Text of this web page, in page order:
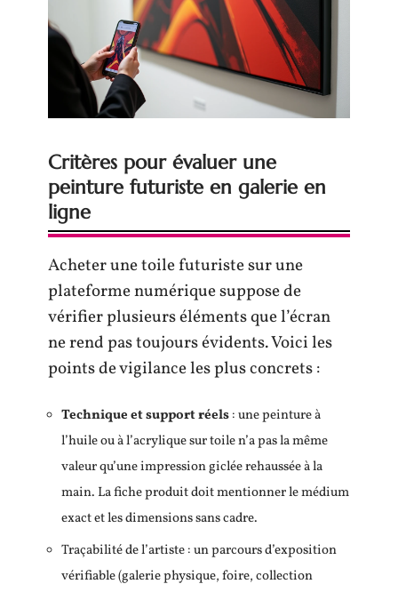
Critères pour évaluer une
peinture futuriste en galerie en
ligne
Acheter une toile futuriste sur une
plateforme numérique suppose de
vérifier plusieurs éléments que l’écran
ne rend pas toujours évidents. Voici les
points de vigilance les plus concrets :
Technique et support réels: une peinture à
l’huile ou à l’acrylique sur toile n’a pas la même
valeur qu’une impression giclée rehaussée à la
main. La fiche produit doit mentionner le médium
exact et les dimensions sans cadre.
Traçabilité de l’artiste : un parcours d’exposition
vérifiable (galerie physique, foire, collection